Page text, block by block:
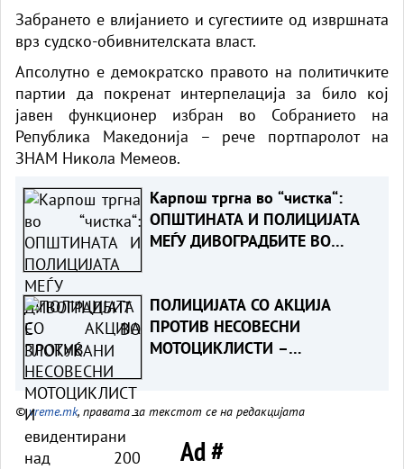
Забрането е влијанието и сугестиите од извршната
врз судско-обивнителската власт.
Апсолутно е демократско правото на политичките
партии да покренат интерпелација за било кој
јавен функционер избран во Собранието на
Република Македонија – рече портпаролот на
ЗНАМ Никола Мемеов.
Карпош тргна во “чистка“:
ОПШТИНАТА И ПОЛИЦИЈАТА
МЕЃУ ДИВОГРАДБИТЕ ВО
ПОЛИЦИЈАТА СО АКЦИЈА
ПРОТИВ НЕСОВЕСНИ
МОТОЦИКЛИСТИ –
лица
©vreme.mk, правата за текстот се на редакцијата
Ad #